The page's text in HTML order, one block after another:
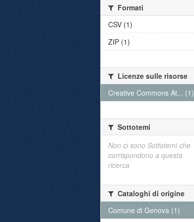
Formati
CSV (1)
ZIP (1)
Licenze sulle risorse
Creative Commons At... (1)
Sottotemi
Non ci sono Sottotemi che
corrispondono a questa
ricerca
Cataloghi di origine
Comune di Genova (1)